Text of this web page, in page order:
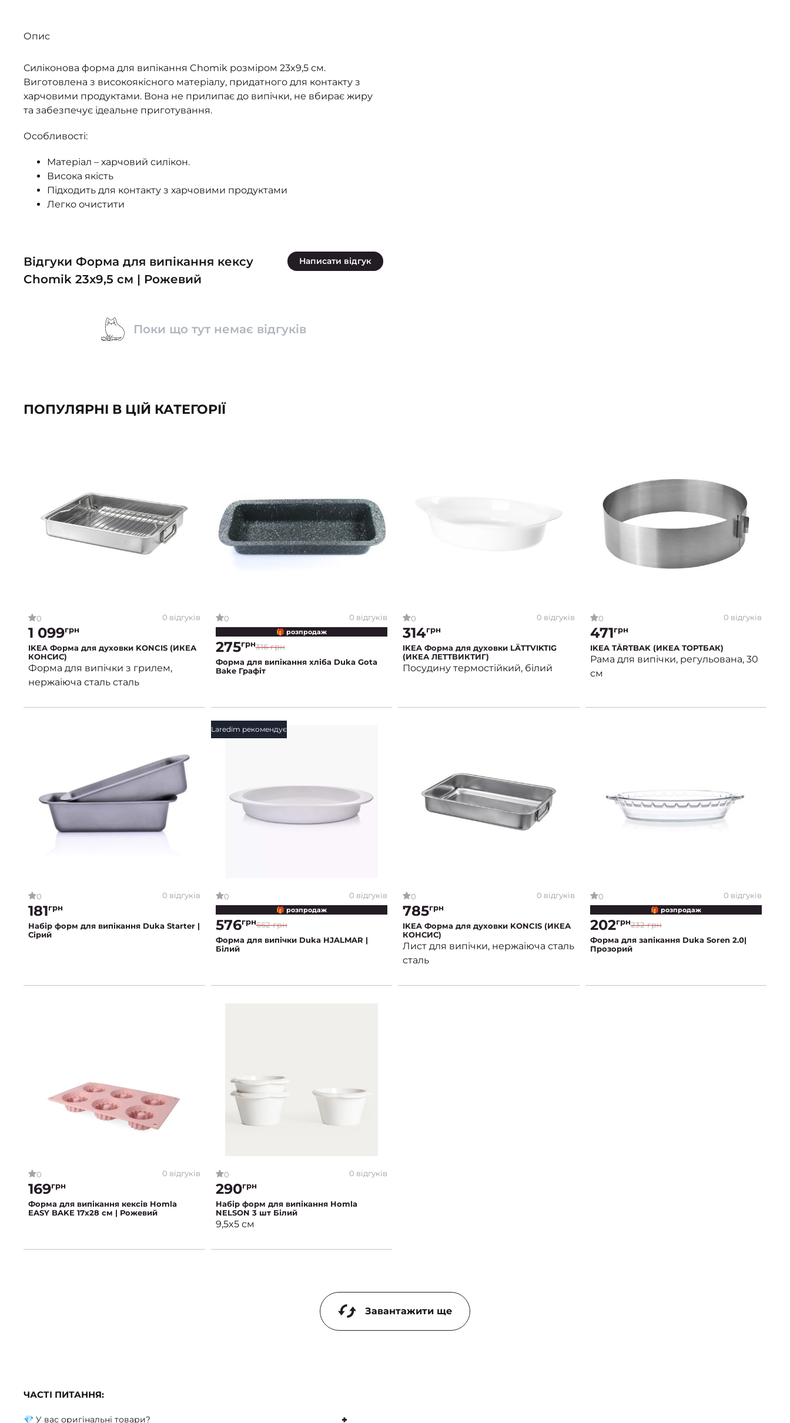
Опис
Силіконова форма для випікання Chomik розміром 23x9,5 см.
Виготовлена з високоякісного матеріалу, придатного для контакту з
харчовими продуктами. Вона не прилипає до випічки, не вбирає жиру
та забезпечує ідеальне приготування.
Особливості:
Матеріал – харчовий силікон.
Висока якість
Підходить для контакту з харчовими продуктами
Легко очистити
Відгуки Форма для випікання кексу
Chomik 23x9,5 см | Рожевий
Написати відгук
Поки що тут немає відгуків
ПОПУЛЯРНІ В ЦІЙ КАТЕГОРІЇ
0 0 відгуків
1 099грн
IKEA Форма для духовки KONCIS (ИКЕА
КОНСИС)
Форма для випічки з грилем,
нержаіюча сталь сталь
0 0 відгуків
🎁 розпродаж
316 грн
275грн
Форма для випікання хліба Duka Gota
Bake Графіт
0 0 відгуків
314грн
IKEA Форма для духовки LÄTTVIKTIG
(ИКЕА ЛЕТТВИКТИГ)
Посудину термостійкий, білий
0 0 відгуків
471грн
IKEA TÅRTBAK (ИКЕА ТОРТБАК)
Рама для випічки, регульована, 30
см
0 0 відгуків
181грн
Набір форм для випікання Duka Starter |
Сірий
Laredim рекомендує
0 0 відгуків
🎁 розпродаж
662 грн
576грн
Форма для випічки Duka HJALMAR |
Білий
0 0 відгуків
785грн
IKEA Форма для духовки KONCIS (ИКЕА
КОНСИС)
Лист для випічки, нержаіюча сталь
сталь
0 0 відгуків
🎁 розпродаж
232 грн
202грн
Форма для запікання Duka Soren 2.0|
Прозорий
0 0 відгуків
169грн
Форма для випікання кексів Homla
EASY BAKE 17х28 см | Рожевий
0 0 відгуків
290грн
Набір форм для випікання Homla
NELSON 3 шт Білий
9,5x5 см
Завантажити ще
ЧАСТІ ПИТАННЯ:
💎 У вас оригінальні товари?